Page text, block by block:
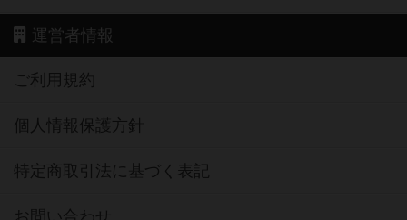
運営者情報
ご利用規約
個人情報保護方針
特定商取引法に基づく表記
お問い合わせ